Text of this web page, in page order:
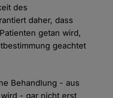
des
daher, dass
getan wird,
geachtet
Behandlung - aus
- gar nicht erst